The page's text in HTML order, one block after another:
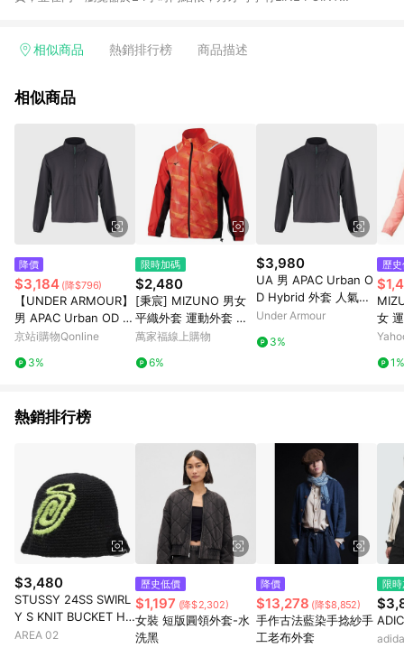
4. 不具回饋資格種類商品：電子禮券。 5. 回饋點數計算將排除訂
錄，相關問題請於保留時間內聯絡客服中心，並由康達盛通生活
提供簡單、快速、輕鬆的購物流程及體驗，將不定期推出精選、
話題性或期間限定商品來滿足您的喜好。
相似商品 熱銷排行榜 商品描述
相似商品
降價
$3,184 (降$796)
【UNDER ARMOUR】
男 APAC Urban OD H
ybrid 外套 6005877-0
京站i購物Qonline
3%
限時加碼
$2,480
[秉宸] MIZUNO 男女
平織外套 運動外套 教
練外套 防潑水 防風外
萬家福線上購物
6%
$3,980
UA 男 APAC Urban O
D Hybrid 外套 人氣新
品
Under Armour
3%
歷
女
1%
熱銷排行榜
$3,480
STUSSY 24SS SWIRL
Y S KNIT BUCKET HA
T BLACK
AREA 02
歷史低價
$1,197 (降$2,302)
女裝 短版圓領外套-水
洗黑
降價
$13,278 (降$8,852)
手作古法藍染手捻紗手
工老布外套
限